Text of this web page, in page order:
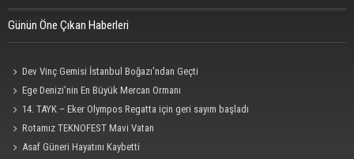
Günün Öne Çıkan Haberleri
Dev Vinç Gemisi İstanbul Boğazı'ndan Geçti
Ege Denizi’nin En Büyük Mercan Ormanı
14. TAYK – Eker Olympos Regatta için geri sayım başladı
Rotamız TEKNOFEST Mavi Vatan
Asaf Güneri Hayatını Kaybetti